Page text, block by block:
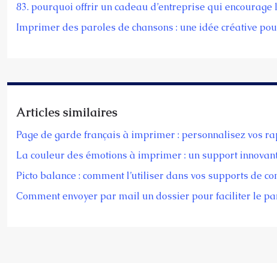
83. pourquoi offrir un cadeau d’entreprise qui
Imprimer des paroles de chansons : une idée créative
Articles similaires
Page de garde français à imprimer : personnalisez vos
La couleur des émotions à imprimer : un support
Picto balance : comment l’utiliser dans vos supports de
Comment envoyer par mail un dossier pour faciliter le